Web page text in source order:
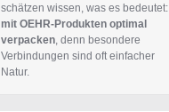
schätzen wissen, was es bedeutet:
mit OEHR-Produkten optimal
verpacken, denn besondere
Verbindungen sind oft einfacher
Natur.